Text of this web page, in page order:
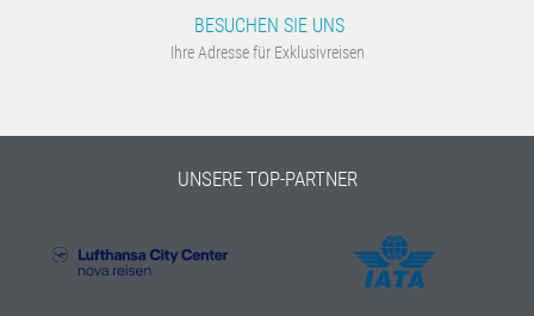
BESUCHEN SIE UNS
Ihre Adresse für Exklusivreisen
UNSERE TOP-PARTNER